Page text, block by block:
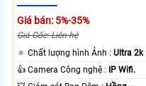
Giá bán: 5%-35%
Giá Gốc: Liên hệ
🔅 Chất lượng hình Ảnh :Ultra 2k
.
👍 Camera Công nghệ :
IP Wifi.